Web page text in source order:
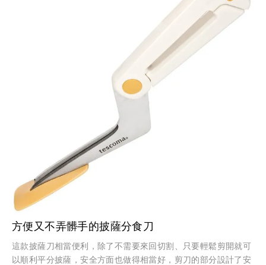
方便又不弄髒手的披薩分食刀
這款披薩刀相當便利，除了不需要來回切割、只要輕鬆剪開就可
以順利平分披薩，安全方面也做得相當好，剪刀的部分設計了安